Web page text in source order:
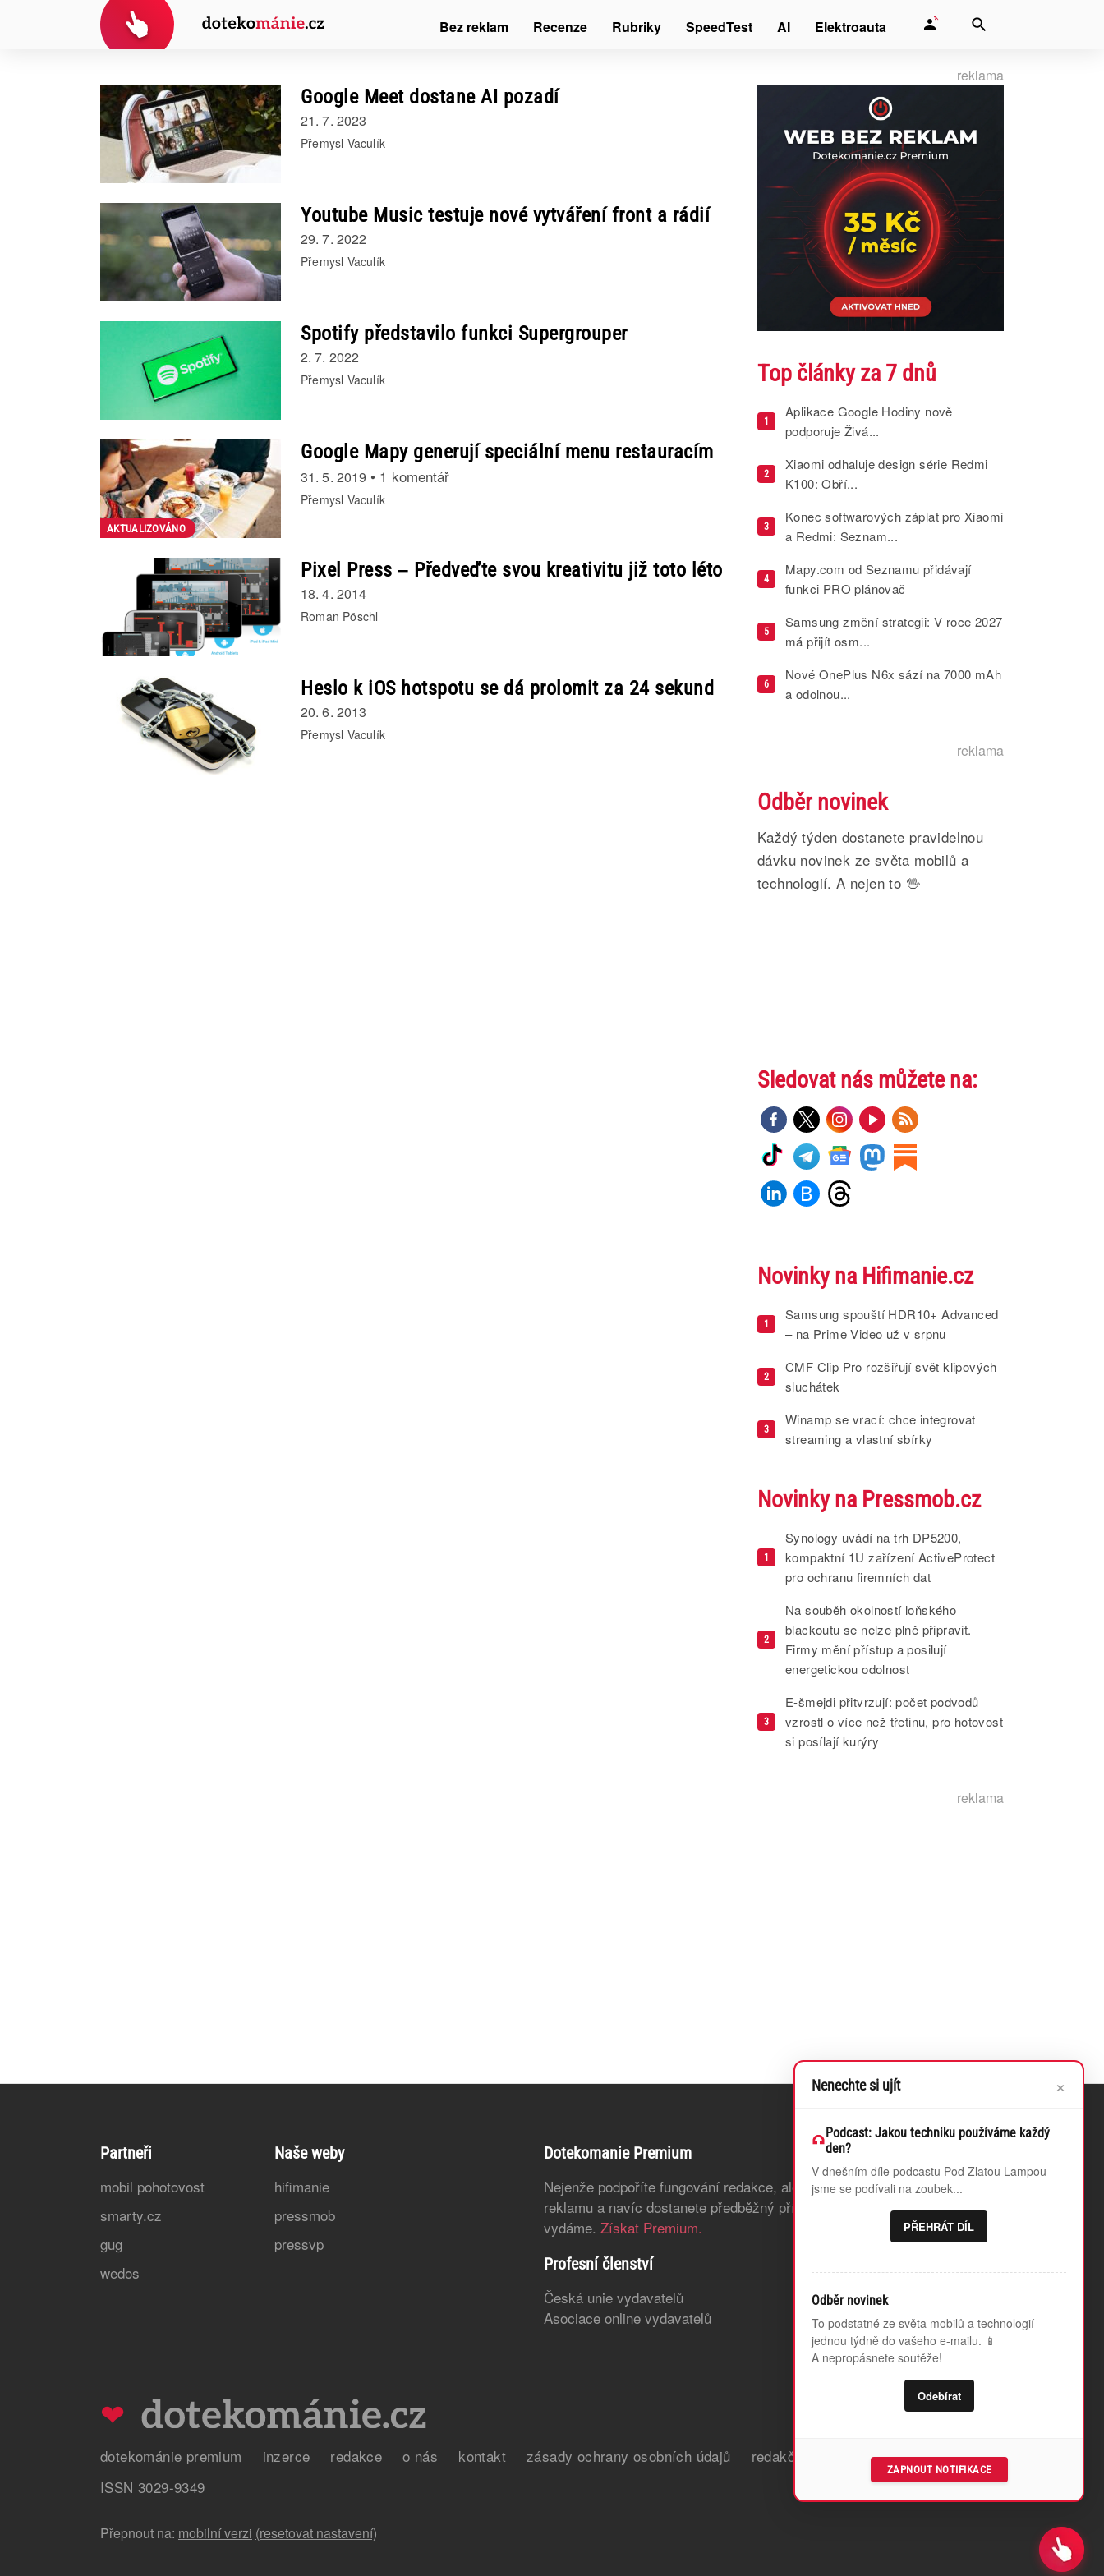
Google Meet dostane AI pozadí
21. 7. 2023
Přemysl Vaculík
Youtube Music testuje nové vytváření front a rádií
29. 7. 2022
Přemysl Vaculík
Spotify představilo funkci Supergrouper
2. 7. 2022
Přemysl Vaculík
AKTUALIZOVÁNO
Google Mapy generují speciální menu restauracím
31. 5. 2019 • 1 komentář
Přemysl Vaculík
Pixel Press – Předveďte svou kreativitu již toto léto
18. 4. 2014
Roman Pöschl
Heslo k iOS hotspotu se dá prolomit za 24 sekund
20. 6. 2013
Přemysl Vaculík
reklama
Top články za 7 dnů
1
Aplikace Google Hodiny nově
podporuje Živá...
2
Xiaomi odhaluje design série Redmi
K100: Obří...
3
Konec softwarových záplat pro Xiaomi
a Redmi: Seznam...
4
Mapy.com od Seznamu přidávají
funkci PRO plánovač
5
Samsung změní strategii: V roce 2027
má přijít osm...
6
Nové OnePlus N6x sází na 7000 mAh
a odolnou...
reklama
Odběr novinek
Každý týden dostanete pravidelnou
dávku novinek ze světa mobilů a
technologií. A nejen to 🖖
Sledovat nás můžete na:
Novinky na Hifimanie.cz
1
Samsung spouští HDR10+ Advanced
– na Prime Video už v srpnu
2
CMF Clip Pro rozšiřují svět klipových
sluchátek
3
Winamp se vrací: chce integrovat
streaming a vlastní sbírky
Novinky na Pressmob.cz
1
Synology uvádí na trh DP5200,
kompaktní 1U zařízení ActiveProtect
pro ochranu firemních dat
2
Na souběh okolností loňského
blackoutu se nelze plně připravit.
Firmy mění přístup a posilují
energetickou odolnost
3
E-šmejdi přitvrzují: počet podvodů
vzrostl o více než třetinu, pro hotovost
si posílají kurýry
reklama
Bez reklam Recenze Rubriky SpeedTest AI Elektroauta
Partneři
mobil pohotovost
smarty.cz
gug
wedos
Naše weby
hifimanie
pressmob
pressvp
Dotekomanie Premium
Nejenže podpoříte fungování redakce, ale také odstraníme bannerovou
reklamu a navíc dostanete předběžný přístup k článkům, které teprve
vydáme. Získat Premium.
Profesní členství
Česká unie vydavatelů
Asociace online vydavatelů
❤
dotekománie premium inzerce redakce o nás kontakt zásady ochrany osobních údajů
redakční zásady a etický kodex
ISSN 3029-9349
Přepnout na: mobilní verzi (resetovat nastavení)
Nenechte si ujít ×
Podcast: Jakou techniku používáme každý
den?
V dnešním díle podcastu Pod Zlatou Lampou
jsme se podívali na zoubek...
PŘEHRÁT DÍL
Odběr novinek
To podstatné ze světa mobilů a technologií
jednou týdně do vašeho e-mailu. 📱
A nepropásnete soutěže!
Odebírat
ZAPNOUT NOTIFIKACE